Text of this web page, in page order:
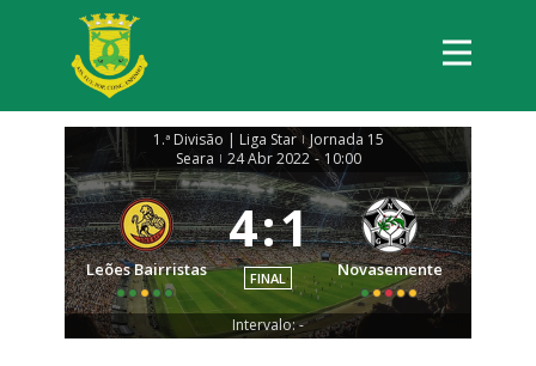
1.ª Divisão | Liga Star | Jornada 15
Seara | 24 Abr 2022 - 10:00
Leões Bairristas
4:1
FINAL Novasemente
Intervalo: -